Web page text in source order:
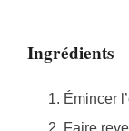
Ingrédients
Émincer